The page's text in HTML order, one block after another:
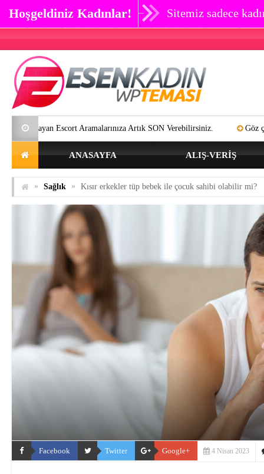
Hoşgeldiniz Kadınlar! Sitemiz sadece
Escort Aramalarınıza Artık SON Verebilirsiniz. Göz çevresi
ANASAYFA ALIŞ-VERIŞ
» Sağlık » Kısır erkekler tüp bebek ile çocuk sahibi olabilir mi?
Facebook Twitter Google+ 4 Nisan 2023